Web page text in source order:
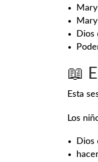
Dios
📖
Esta
Los
Dios